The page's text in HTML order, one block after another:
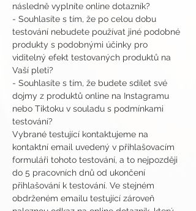
následně vyplníte online dotazník?
- Souhlasíte s tím, že po celou dobu
testování nebudete používat jiné podobné
produkty s podobnými účinky pro
viditelný efekt testovaných produktů na
Vaší pleti?
- Souhlasíte s tím, že budete sdílet své
dojmy z produktů online na Instagramu
nebo Tiktoku v souladu s podmínkami
testování?
Vybrané testující kontaktujeme na
kontaktní email uvedený v přihlašovacím
formuláři tohoto testování, a to nejpozději
do 5 pracovních dnů od ukončení
přihlašování k testování. Ve stejném
obdrženém emailu testující zároveň